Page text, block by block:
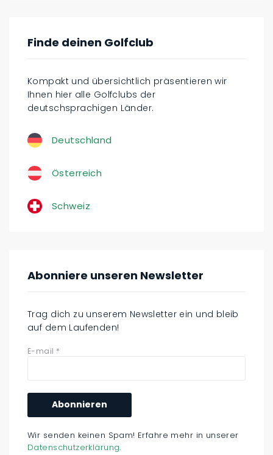
Finde deinen Golfclub
Kompakt und übersichtlich präsentieren wir
Ihnen hier alle Golfclubs der
deutschsprachigen Länder.
Deutschland
Österreich
Schweiz
Abonniere unseren Newsletter
Trag dich zu unserem Newsletter ein und bleib
auf dem Laufenden!
E-mail *
Wir senden keinen Spam! Erfahre mehr in unserer
Datenschutzerklärung.